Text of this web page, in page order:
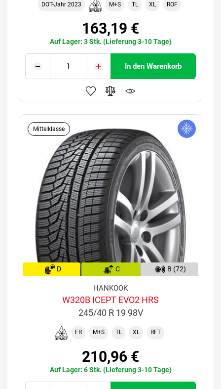
DOT-Jahr 2023 M+S TL XL ROF
163,19 €
Auf Lager: 3 Stk. (Lieferung 3-10 Tage)
In den Warenkorb
Mittelklasse
D C B (72)
HANKOOK
W320B ICEPT EVO2 HRS
245/40 R 19 98V
FR M+S TL XL RFT
210,96 €
Auf Lager: 6 Stk. (Lieferung 3-10 Tage)